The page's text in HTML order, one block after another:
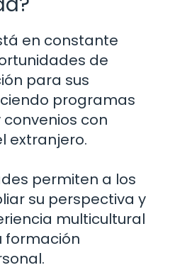
en constante
de
para sus
programas
con
extranjero.
permiten a los
su perspectiva y
multicultural
formación